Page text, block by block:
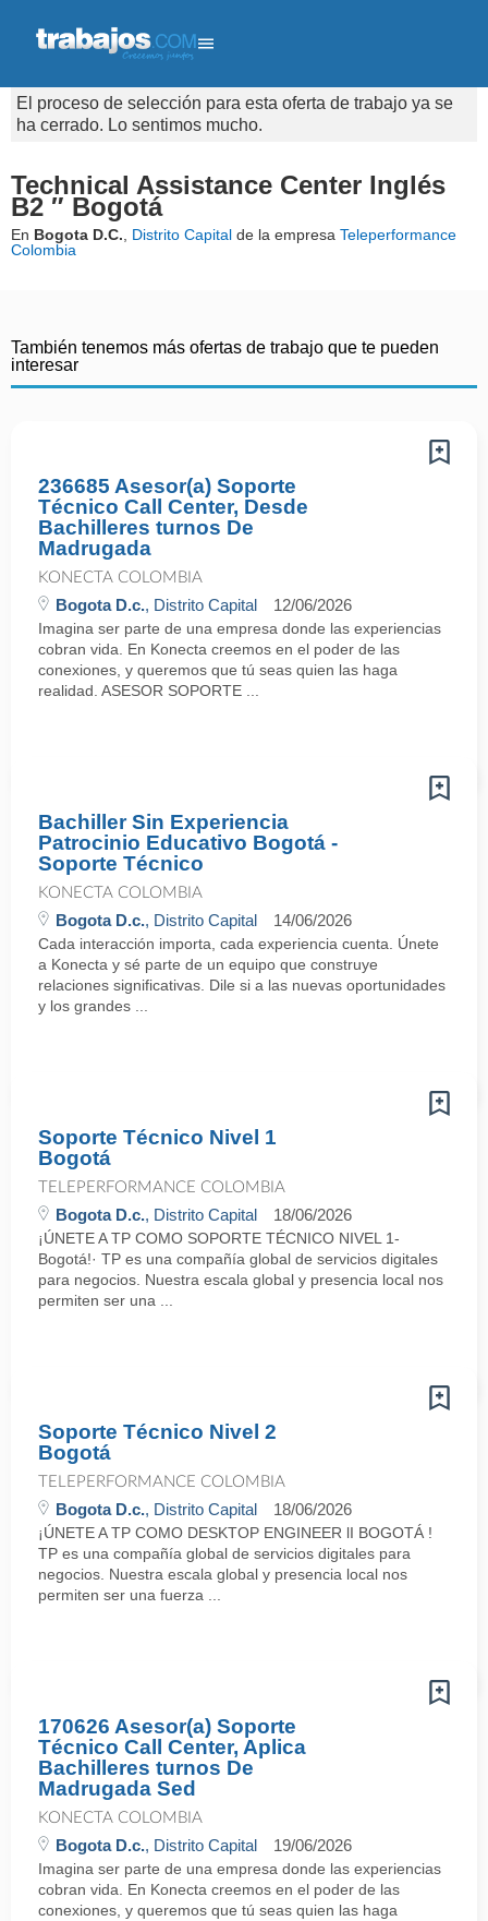
El proceso de selección para esta oferta de trabajo ya se
ha cerrado. Lo sentimos mucho.
Technical Assistance Center Inglés
B2 ″ Bogotá
En Bogota D.C. Distrito Capital de la empresa Teleperformance
Colombia
También tenemos más ofertas de trabajo que te pueden
interesar
236685 Asesor(a) Soporte
Técnico Call Center, Desde
Bachilleres turnos De
Madrugada
KONECTA COLOMBIA
Bogota D.c., Distrito Capital 12/06/2026
Imagina ser parte de una empresa donde las experiencias
cobran vida. En Konecta creemos en el poder de las
conexiones, y queremos que tú seas quien las haga
realidad. ASESOR SOPORTE ...
Bachiller Sin Experiencia
Patrocinio Educativo Bogotá -
Soporte Técnico
KONECTA COLOMBIA
Bogota D.c., Distrito Capital 14/06/2026
Cada interacción importa, cada experiencia cuenta. Únete
a Konecta y sé parte de un equipo que construye
relaciones significativas. Dile si a las nuevas oportunidades
y los grandes ...
Soporte Técnico Nivel 1
Bogotá
TELEPERFORMANCE COLOMBIA
Bogota D.c., Distrito Capital 18/06/2026
¡ÚNETE A TP COMO SOPORTE TÉCNICO NIVEL 1-
Bogotá!· TP es una compañía global de servicios digitales
para negocios. Nuestra escala global y presencia local nos
permiten ser una ...
Soporte Técnico Nivel 2
Bogotá
TELEPERFORMANCE COLOMBIA
Bogota D.c., Distrito Capital 18/06/2026
¡ÚNETE A TP COMO DESKTOP ENGINEER lI BOGOTÁ !
TP es una compañía global de servicios digitales para
negocios. Nuestra escala global y presencia local nos
permiten ser una fuerza ...
170626 Asesor(a) Soporte
Técnico Call Center, Aplica
Bachilleres turnos De
Madrugada Sed
KONECTA COLOMBIA
Bogota D.c., Distrito Capital 19/06/2026
Imagina ser parte de una empresa donde las experiencias
cobran vida. En Konecta creemos en el poder de las
conexiones, y queremos que tú seas quien las haga